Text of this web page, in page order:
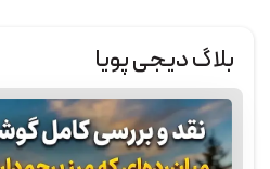
بلاگ دیجی پویا